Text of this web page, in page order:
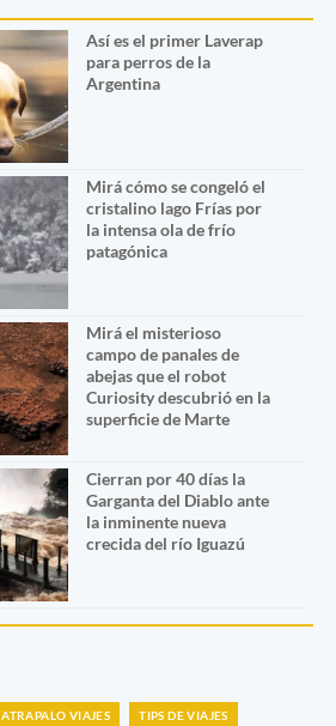
Así es el primer Laverap
para perros de la
Argentina
Mirá cómo se congeló el
cristalino lago Frías por
la intensa ola de frío
patagónica
Mirá el misterioso
campo de panales de
abejas que el robot
Curiosity descubrió en la
superficie de Marte
Cierran por 40 días la
Garganta del Diablo ante
la inminente nueva
crecida del río Iguazú
ATRAPALO VIAJES TIPS DE VIAJES